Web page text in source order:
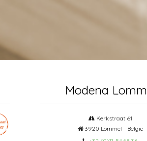
Modena
Kerkstraat 61
3920 Lommel - Belgie